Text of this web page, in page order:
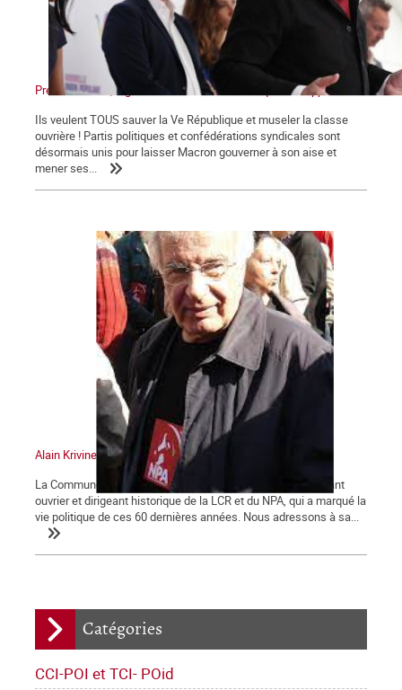
Catégories
CCI-POI et TCI- POid
Présidentielles, législatives : Non au front unique des appareils !
Ils veulent TOUS sauver la Ve République et museler la classe
ouvrière ! Partis politiques et confédérations syndicales sont
désormais unis pour laisser Macron gouverner à son aise et
mener ses...
Alain Krivine
La Commune tient à saluer la mémoire d'Alain Krivine, militant
ouvrier et dirigeant historique de la LCR et du NPA, qui a marqué la
vie politique de ces 60 dernières années. Nous adressons à sa...